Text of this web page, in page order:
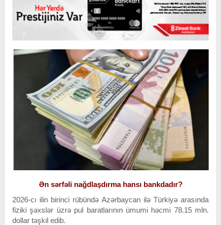
Ən sərfəli nağdlaşdırma hansı bankdadır?
2026-cı ilin birinci rübündə Azərbaycan ilə Türkiyə arasında
fiziki şəxslər üzrə pul baratlarının ümumi həcmi 78.15 mln.
dollar təşkil edib.